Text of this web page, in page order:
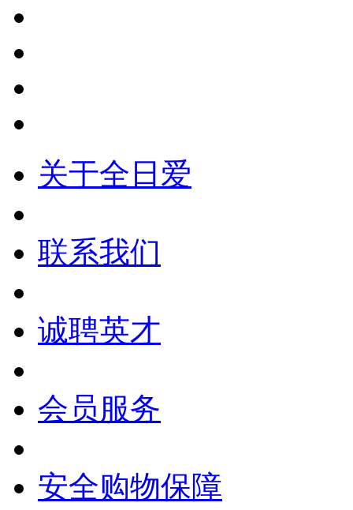
关于全日爱
联系我们
诚聘英才
会员服务
安全购物保障